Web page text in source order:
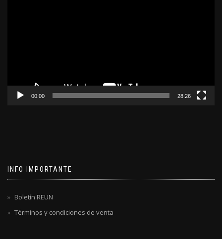
00:00 28:26
INFO IMPORTANTE
Boletín REUN
Términos y condiciones de venta